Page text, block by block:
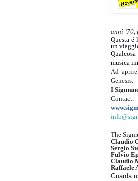
anni ‘70,
Questa é
un
musica
Ad
Genesis.
I
Contact:
The
Claudio
Sergio
Fulvio
Claudio
Raffaele
Guarda